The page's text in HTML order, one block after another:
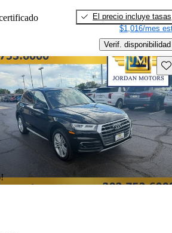
El precio incluye tasas
$1,016/mes
Verif. disponibilidad
Aviso